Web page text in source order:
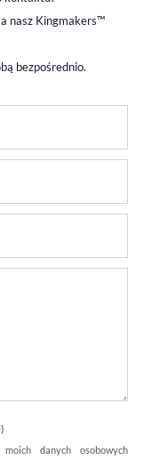
nasz Kingmakers™
bezpośrednio.
danych osobowych